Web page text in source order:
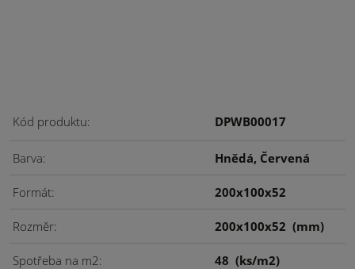
Kód produktu DPWB00017
Barva Hnědá, Červená
Formát 200x100x52
Rozměr 200x100x52 (mm)
Spotřeba na m2 48 (ks/m2)